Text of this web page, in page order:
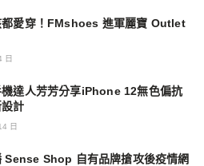
都愛穿！FMshoes 進軍麗寶 Outlet
日
達人芳芳分享iPhone 12無色偏抗
計
日
Sense Shop 自有品牌搶攻後疫情網